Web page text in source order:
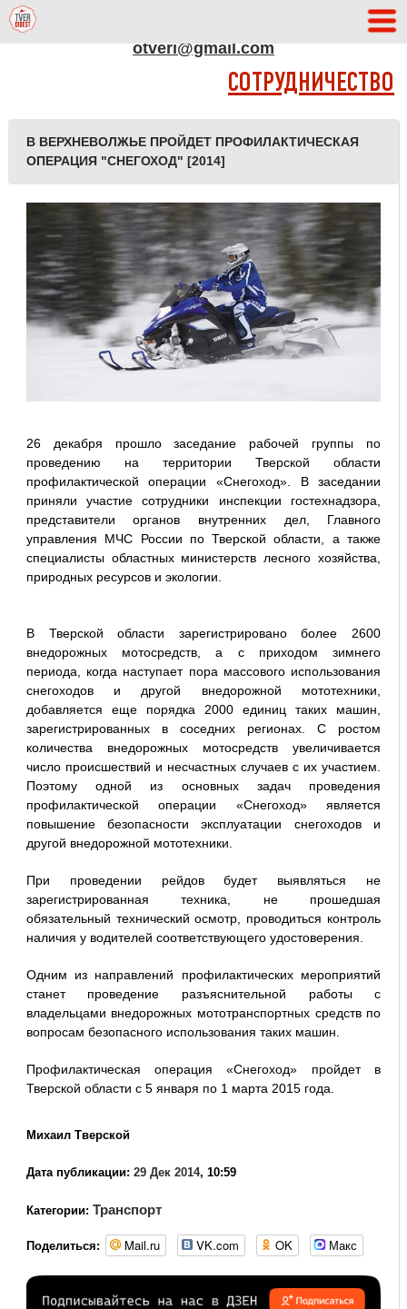
otveri@gmail.com
СОТРУДНИЧЕСТВО
В ВЕРХНЕВОЛЖЬЕ ПРОЙДЕТ ПРОФИЛАКТИЧЕСКАЯ
ОПЕРАЦИЯ "СНЕГОХОД" [2014]
26 декабря прошло заседание рабочей группы по
проведению на территории Тверской области
профилактической операции «Снегоход». В заседании
приняли участие сотрудники инспекции гостехнадзора,
представители органов внутренних дел, Главного
управления МЧС России по Тверской области, а также
специалисты областных министерств лесного хозяйства,
природных ресурсов и экологии.
В Тверской области зарегистрировано более 2600
внедорожных мотосредств, а с приходом зимнего
периода, когда наступает пора массового использования
снегоходов и другой внедорожной мототехники,
добавляется еще порядка 2000 единиц таких машин,
зарегистрированных в соседних регионах. С ростом
количества внедорожных мотосредств увеличивается
число происшествий и несчастных случаев с их участием.
Поэтому одной из основных задач проведения
профилактической операции «Снегоход» является
повышение безопасности эксплуатации снегоходов и
другой внедорожной мототехники.
При проведении рейдов будет выявляться не
зарегистрированная техника, не прошедшая
обязательный технический осмотр, проводиться контроль
наличия у водителей соответствующего удостоверения.
Одним из направлений профилактических мероприятий
станет проведение разъяснительной работы с
владельцами внедорожных мототранспортных средств по
вопросам безопасного использования таких машин.
Профилактическая операция «Снегоход» пройдет в
Тверской области с 5 января по 1 марта 2015 года.
Михаил Тверской
Дата публикации: 29 Дек 2014, 10:59
Категории: Транспорт
Поделиться: Mail.ru VK.com OK Макс